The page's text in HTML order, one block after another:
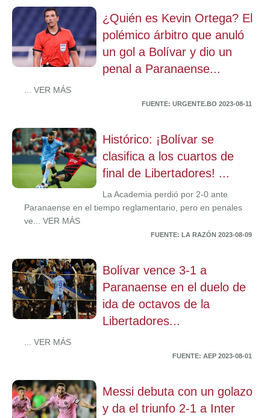
¿Quién es Kevin Ortega? El
polémico árbitro que anuló
un gol a Bolívar y dio un
penal a Paranaense...
... VER MÁS
FUENTE: URGENTE.BO 2023-08-11
Histórico: ¡Bolívar se
clasifica a los cuartos de
final de Libertadores! ...
La Academia perdió por 2-0 ante
Paranaense en el tiempo reglamentario, pero en penales
ve... VER MÁS
FUENTE: LA RAZÓN 2023-08-09
Bolívar vence 3-1 a
Paranaense en el duelo de
ida de octavos de la
Libertadores...
... VER MÁS
FUENTE: AEP 2023-08-01
Messi debuta con un golazo
y da el triunfo 2-1 a Inter